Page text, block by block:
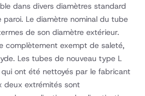
dans divers diamètres standard
paroi. Le diamètre nominal du tube
de son diamètre extérieur.
complètement exempt de saleté,
Les tubes de nouveau type L
ont été nettoyés par le fabricant
deux extrémités sont